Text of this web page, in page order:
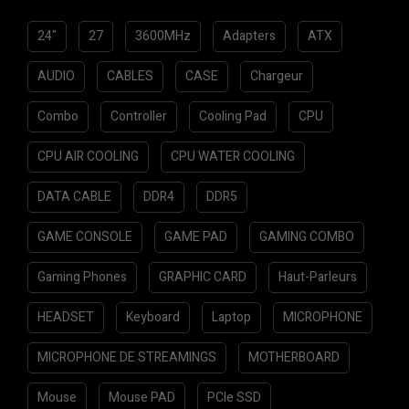
f
24" 27 3600MHz Adapters ATX
AUDIO CABLES CASE Chargeur
Combo Controller Cooling Pad CPU
CPU AIR COOLING CPU WATER COOLING
DATA CABLE DDR4 DDR5
GAME CONSOLE GAME PAD GAMING COMBO
Gaming Phones GRAPHIC CARD Haut-Parleurs
HEADSET Keyboard Laptop MICROPHONE
MICROPHONE DE STREAMINGS MOTHERBOARD
Mouse Mouse PAD PCIe SSD